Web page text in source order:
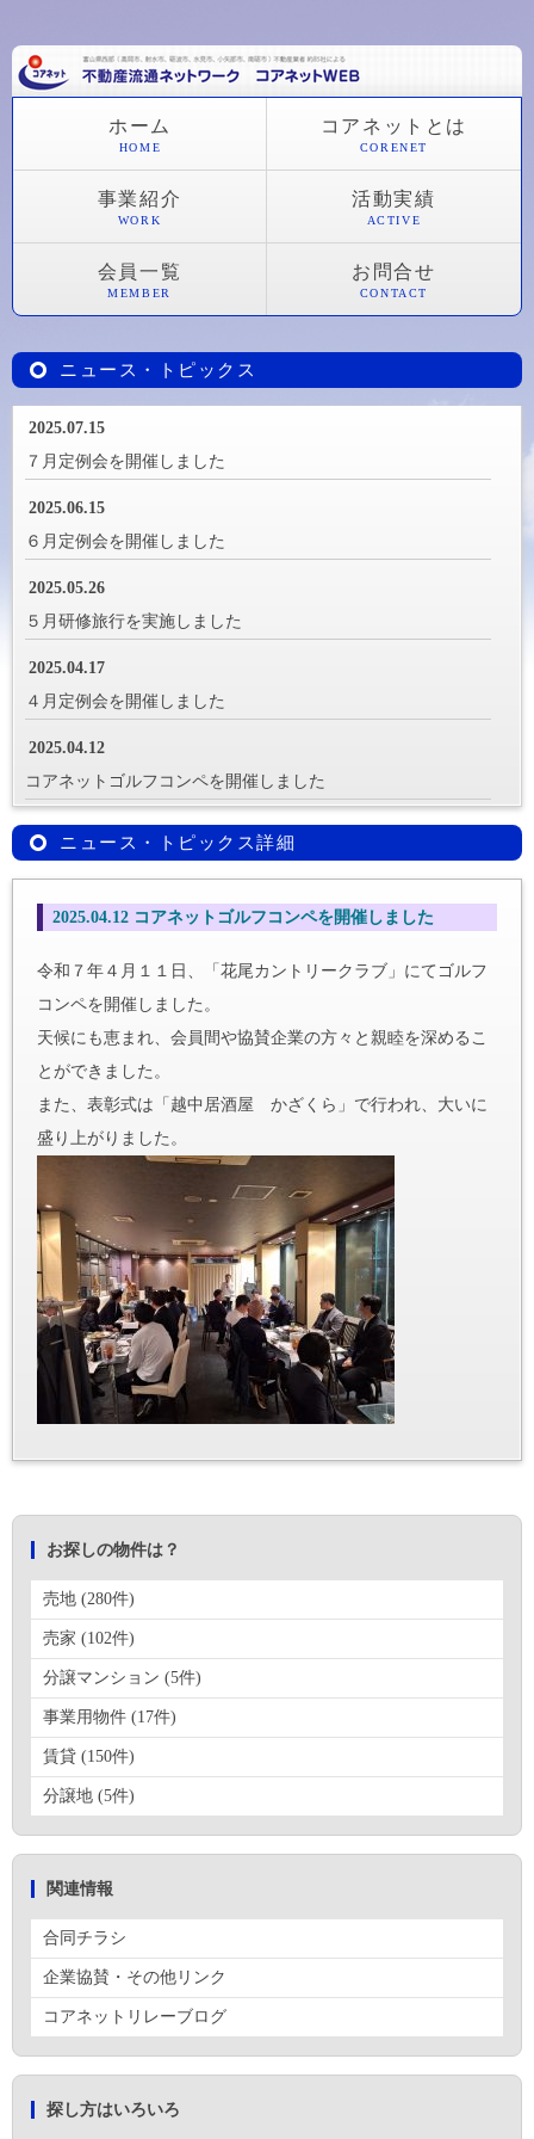
ホーム
HOME
コアネットとは
CORENET
事業紹介
WORK
活動実績
ACTIVE
会員一覧
MEMBER
お問合せ
CONTACT
ニュース・トピックス
2025.07.15
７月定例会を開催しました
2025.06.15
６月定例会を開催しました
2025.05.26
５月研修旅行を実施しました
2025.04.17
４月定例会を開催しました
2025.04.12
コアネットゴルフコンペを開催しました
ニュース・トピックス詳細
2025.04.12 コアネットゴルフコンペを開催しました
お探しの物件は？
売地 (280件)
売家 (102件)
分譲マンション (5件)
事業用物件 (17件)
賃貸 (150件)
分譲地 (5件)
関連情報
合同チラシ
企業協賛・その他リンク
コアネットリレーブログ
探し方はいろいろ